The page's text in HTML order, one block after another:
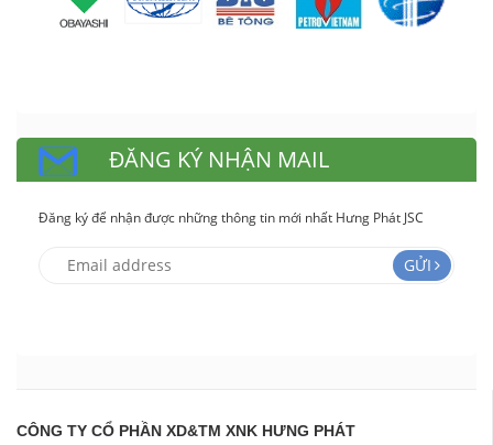
ĐĂNG KÝ NHẬN MAIL
Đăng ký để nhận được những thông tin mới nhất Hưng Phát JSC
GỬI
CÔNG TY CỔ PHẦN XD&TM XNK HƯNG PHÁT